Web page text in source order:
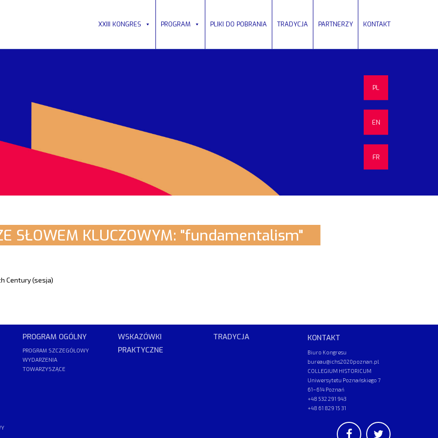
XXIII KONGRES PROGRAM PLIKI DO POBRANIA TRADYCJA PARTNERZY KONTAKT
PL
EN
FR
SŁOWEM KLUCZOWYM: "fundamentalism"
Century (sesja)
PROGRAM OGÓLNY
PROGRAM SZCZEGÓŁOWY
WYDARZENIA
TOWARZYSZĄCE
WSKAZÓWKI
PRAKTYCZNE
TRADYCJA KONTAKT
Biuro Kongresu
bureau@ichs2020poznan.pl
COLLEGIUM HISTORICUM
Uniwersytetu Poznańskiego 7
61–614 Poznań
+48 532 291 943
+48 61 829 15 31